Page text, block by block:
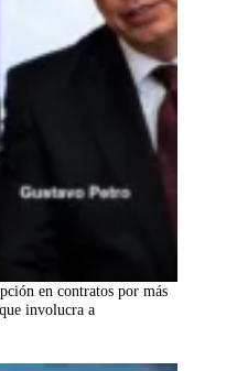
en contratos por más
involucra a